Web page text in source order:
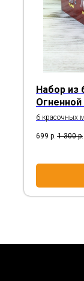
Набор из
6 красочных
699 р. 1 300 р.